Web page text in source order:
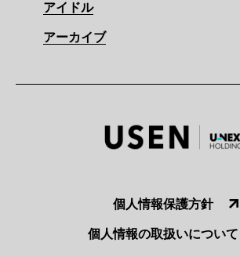
アイドル
アーカイブ
個人情報保護方針
個人情報の取扱いについて